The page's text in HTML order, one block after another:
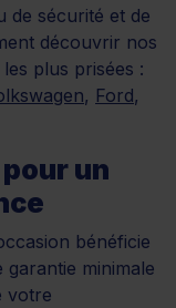
de sécurité et de
découvrir nos
plus prisées :
, Ford,
un
bénéficie
garantie minimale
votre